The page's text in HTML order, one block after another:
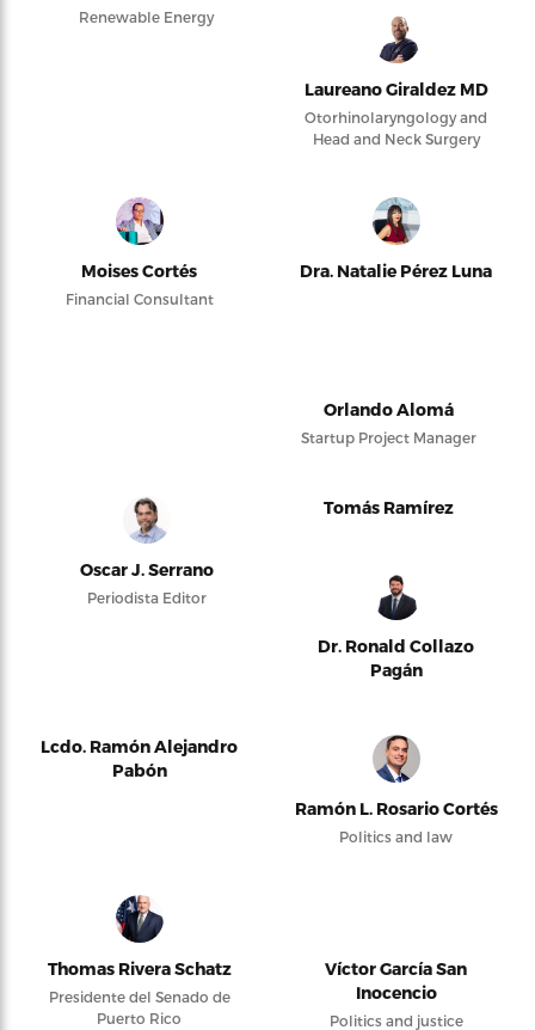
Renewable Energy
Laureano Giraldez MD
Otorhinolaryngology and
Head and Neck Surgery
Moises Cortés
Financial Consultant
Dra. Natalie Pérez Luna
Orlando Alomá
Startup Project Manager
Oscar J. Serrano
Periodista Editor
Tomás Ramírez
Dr. Ronald Collazo
Pagán
Lcdo. Ramón Alejandro
Pabón
Ramón L. Rosario Cortés
Politics and law
Thomas Rivera Schatz
Presidente del Senado de
Puerto Rico
Víctor García San
Inocencio
Politics and justice